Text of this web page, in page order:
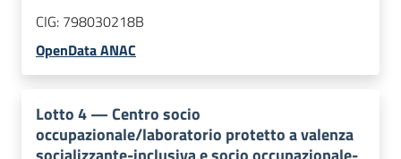
CIG: 798030218B
OpenData ANAC
Lotto4—Centro socio
occupazionale/laboratorio protetto a valenza